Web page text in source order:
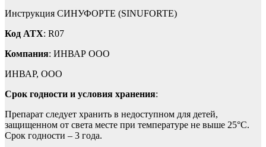
Инструкция СИНУФОРТЕ (SINUFORTE)
Код ATX: R07
Компания: ИНВАР ООО
ИНВАР, ООО
Срок годности и условия хранения:
Препарат следует хранить в недоступном для детей,
защищенном от света месте при температуре не выше 25°С.
Срок годности – 3 года.